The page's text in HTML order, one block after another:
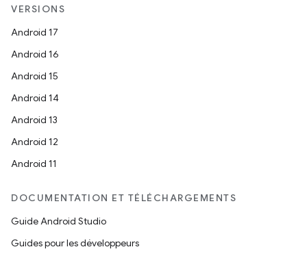
VERSIONS
Android 17
Android 16
Android 15
Android 14
Android 13
Android 12
Android 11
DOCUMENTATION ET TÉLÉCHARGEMENTS
Guide Android Studio
Guides pour les développeurs